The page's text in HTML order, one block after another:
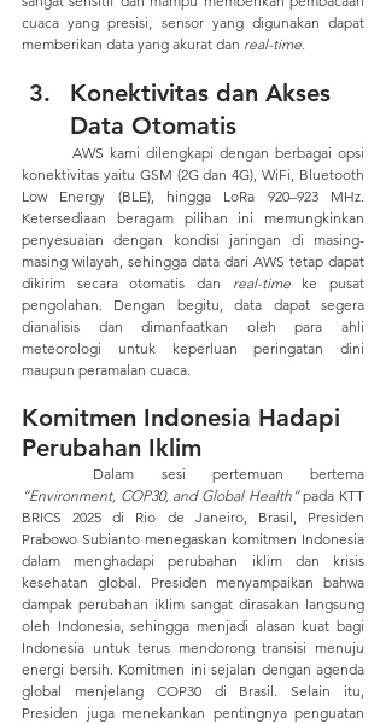
cuaca yang presisi, sensor yang digunakan dapat
memberikan data yang akurat dan real-time.
Konektivitas dan Akses
Data Otomatis
konektivitas yaitu GSM (2G dan 4G), WiFi, Bluetooth
Low Energy (BLE), hingga LoRa 920–923 MHz.
Ketersediaan beragam pilihan ini memungkinkan
penyesuaian dengan kondisi jaringan di masing-
masing wilayah, sehingga data dari AWS tetap dapat
dikirim secara otomatis dan real-time ke pusat
pengolahan. Dengan begitu, data dapat segera
dianalisis dan dimanfaatkan oleh para ahli
meteorologi untuk keperluan peringatan dini
maupun peramalan cuaca.
Komitmen Indonesia Hadapi
Perubahan Iklim
“Environment, COP30, and Global Health” pada KTT
BRICS 2025 di Rio de Janeiro, Brasil, Presiden
Prabowo Subianto menegaskan komitmen Indonesia
dalam menghadapi perubahan iklim dan krisis
kesehatan global. Presiden menyampaikan bahwa
dampak perubahan iklim sangat dirasakan langsung
oleh Indonesia, sehingga menjadi alasan kuat bagi
Indonesia untuk terus mendorong transisi menuju
energi bersih. Komitmen ini sejalan dengan agenda
global menjelang COP30 di Brasil. Selain itu,
Presiden juga menekankan pentingnya penguatan